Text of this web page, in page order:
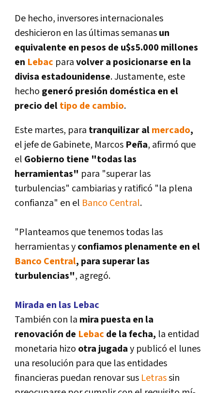
De hecho, inversores internacionales
deshicieron en las últimas semanasun
equivalente en pesos de u$s5.000 millones
en Lebac paravolver a posicionarse en la
divisa estadounidense. Justamente, este
hecho generó presión doméstica en el
precio deltipo de cambio.
Este martes, para tranquilizar almercado,
el jefe de Gabinete, Marcos Peña, afirmó que
el Gobierno tiene "todas las
herramientas" para "superar las
turbulencias" cambiarias y ratificó "la plena
confianza" en el Banco Central.
"Planteamos que tenemos todas las
herramientas yconfiamos plenamente en el
Banco Central, para superar las
turbulencias", agregó.
Mirada en las Lebac
También con la mira puesta en la
renovación de Lebac de la fecha, la entidad
monetaria hizo otra jugaday publicó el lunes
una resolución para que las entidades
financieras puedan renovar sus Letrassin